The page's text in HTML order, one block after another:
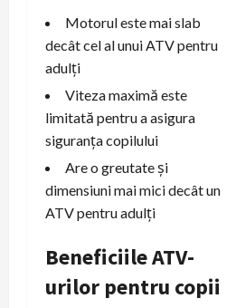
Motorul este mai slab
decât cel al unui ATV pentru
adulți
Viteza maximă este
limitată pentru a asigura
siguranța copilului
Are o greutate și
dimensiuni mai mici decât un
ATV pentru adulți
Beneficiile ATV-
urilor pentru copii